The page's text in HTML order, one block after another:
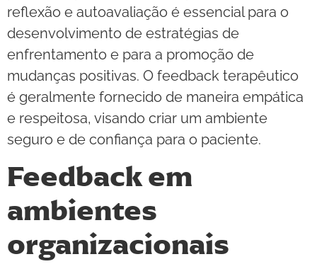
reflexão e autoavaliação é essencial para o
desenvolvimento de estratégias de
enfrentamento e para a promoção de
mudanças positivas. O feedback terapêutico
é geralmente fornecido de maneira empática
e respeitosa, visando criar um ambiente
seguro e de confiança para o paciente.
Feedback em
ambientes
organizacionais